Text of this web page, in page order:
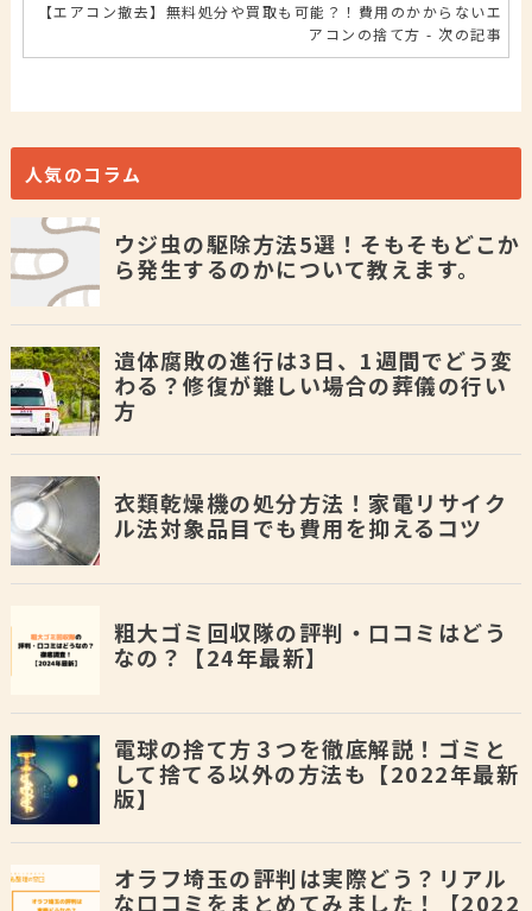
【エアコン撤去】無料処分や買取も可能？！費用のかからないエ
アコンの捨て方 - 次の記事
人気のコラム